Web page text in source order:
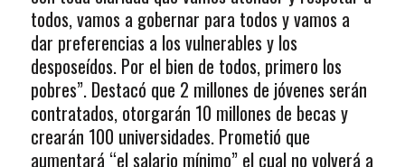
todos, vamos a gobernar para todos y vamos a
dar preferencias a los vulnerables y los
desposeídos. Por el bien de todos, primero los
pobres”. Destacó que 2 millones de jóvenes serán
contratados, otorgarán 10 millones de becas y
crearán 100 universidades. Prometió que
aumentará “el salario mínimo” el cual no volverá a